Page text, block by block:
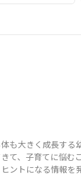
も大きく成長する
て、子育てに悩む
ントになる情報を